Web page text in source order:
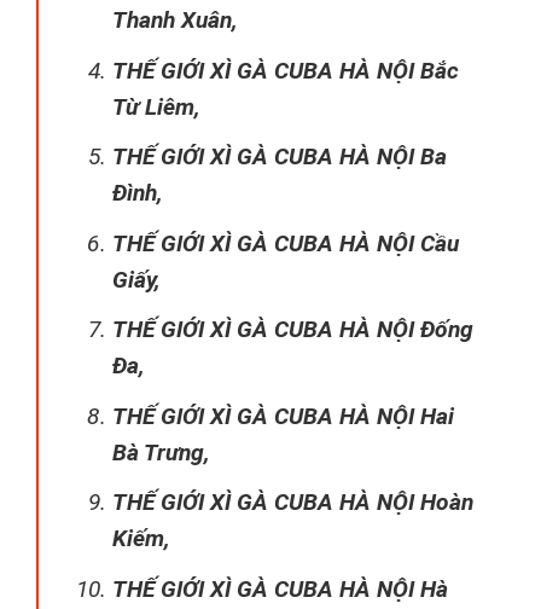
Thanh Xuân,
THẾ GIỚI XÌ GÀ CUBA HÀ NỘI Bắc
Từ Liêm,
THẾ GIỚI XÌ GÀ CUBA HÀ NỘI Ba
Đình,
THẾ GIỚI XÌ GÀ CUBA HÀ NỘI Cầu
Giấy,
THẾ GIỚI XÌ GÀ CUBA HÀ NỘI Đống
Đa,
THẾ GIỚI XÌ GÀ CUBA HÀ NỘI Hai
Bà Trưng,
THẾ GIỚI XÌ GÀ CUBA HÀ NỘI Hoàn
Kiếm,
THẾ GIỚI XÌ GÀ CUBA HÀ NỘI Hà